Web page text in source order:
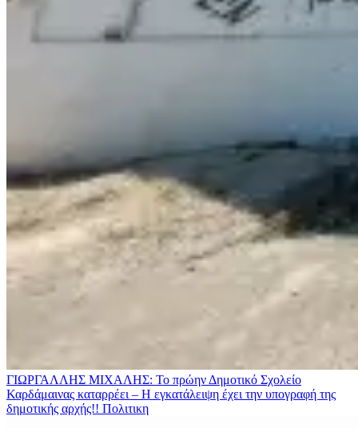
ΓΙΩΡΓΑΛΛΗΣ ΜΙΧΑΛΗΣ: Το πρώην Δημοτικό Σχολείο
Καρδάμαινας καταρρέει – Η εγκατάλειψη έχει την υπογραφή της
δημοτικής αρχής!! Πολιτικη